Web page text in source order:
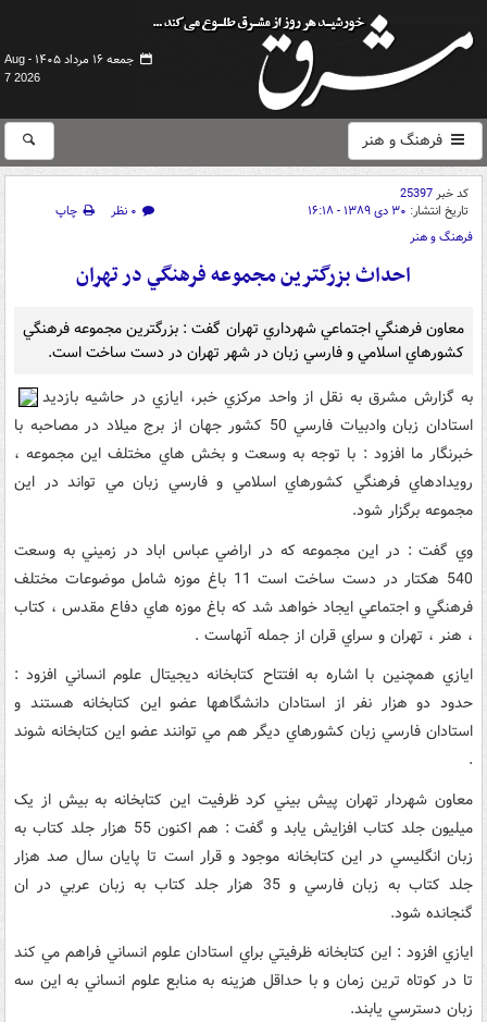
جمعه ۱۶ مرداد ۱۴۰۵ -
Aug
7 2026
فرهنگ و هنر
کد خبر25397
تاریخ انتشار: ۳۰ دی ۱۳۸۹ - ۱۶:۱۸ ۰ نظر
چاپ
فرهنگ و هنر
احداث بزرگترين مجموعه فرهنگي در تهران
معاون فرهنگي اجتماعي شهرداري تهران گفت : بزرگترين مجموعه فرهنگي
کشورهاي اسلامي و فارسي زبان در شهر تهران در دست ساخت است.
به گزارش مشرق به نقل از واحد مرکزي خبر، ايازي در حاشيه بازديد
استادان زبان وادبيات فارسي 50 کشور جهان از برج ميلاد در مصاحبه با
خبرنگار ما افزود : با توجه به وسعت و بخش هاي مختلف اين مجموعه ،
رويدادهاي فرهنگي کشورهاي اسلامي و فارسي زبان مي تواند در اين
مجموعه برگزار شود.
وي گفت : در اين مجموعه که در اراضي عباس اباد در زميني به وسعت
540 هکتار در دست ساخت است 11 باغ موزه شامل موضوعات مختلف
فرهنگي و اجتماعي ايجاد خواهد شد که باغ موزه هاي دفاع مقدس ، کتاب
، هنر ، تهران و سراي قران از جمله آنهاست .
ايازي همچنين با اشاره به افتتاح کتابخانه ديجيتال علوم انساني افزود :
حدود دو هزار نفر از استادان دانشگاهها عضو اين کتابخانه هستند و
استادان فارسي زبان کشورهاي ديگر هم مي توانند عضو اين کتابخانه شوند
.
معاون شهردار تهران پيش بيني کرد ظرفيت اين کتابخانه به بيش از يک
ميليون جلد کتاب افزايش يابد و گفت : هم اکنون 55 هزار جلد کتاب به
زبان انگليسي در اين کتابخانه موجود و قرار است تا پايان سال صد هزار
جلد کتاب به زبان فارسي و 35 هزار جلد کتاب به زبان عربي در ان
گنجانده شود.
ايازي افزود : اين کتابخانه ظرفيتي براي استادان علوم انساني فراهم مي کند
تا در کوتاه ترين زمان و با حداقل هزينه به منابع علوم انساني به اين سه
زبان دسترسي يابند.